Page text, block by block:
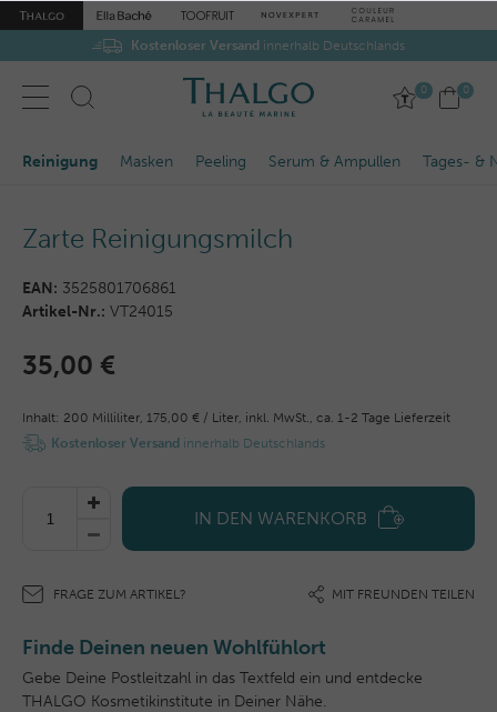
Kostenloser Versand innerhalb Deutschlands
0 0
Reinigung Masken Peeling Serum & Ampullen Tages- &
Zarte Reinigungsmilch
EAN: 3525801706861
Artikel-Nr.: VT24015
35,00 €
Inhalt: 200 Milliliter, 175,00 € / Liter, inkl. MwSt., ca. 1-2 Tage Lieferzeit
Kostenloser Versand innerhalb Deutschlands
IN DEN WARENKORB
FRAGE ZUM ARTIKEL? MIT FREUNDEN TEILEN
Finde Deinen neuen Wohlfühlort
Gebe Deine Postleitzahl in das Textfeld ein und entdecke
THALGO Kosmetikinstitute in Deiner Nähe.